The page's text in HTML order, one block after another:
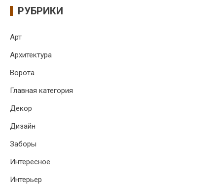
РУБРИКИ
Арт
Архитектура
Ворота
Главная категория
Декор
Дизайн
Заборы
Интересное
Интерьер